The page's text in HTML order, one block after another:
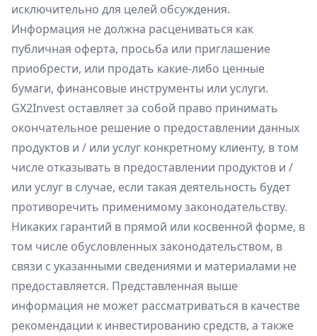
исключительно для целей обсуждения.
Информация не должна расцениваться как
публичная оферта, просьба или приглашение
приобрести, или продать какие-либо ценные
бумаги, финансовые инструменты или услуги.
GX2Invest оставляет за собой право принимать
окончательное решение о предоставлении данных
продуктов и / или услуг конкретному клиенту, в том
числе отказывать в предоставлении продуктов и /
или услуг в случае, если такая деятельность будет
противоречить применимому законодательству.
Никаких гарантий в прямой или косвенной форме, в
том числе обусловленных законодательством, в
связи с указанными сведениями и материалами не
предоставляется. Представленная выше
информация не может рассматриваться в качестве
рекомендации к инвестированию средств, а также